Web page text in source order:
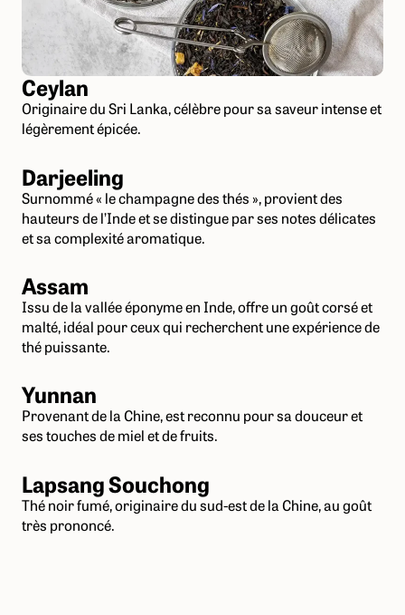
Ceylan
Originaire du Sri Lanka, célèbre pour sa saveur intense et
légèrement épicée.
Darjeeling
Surnommé « le champagne des thés », provient des
hauteurs de l’Inde et se distingue par ses notes délicates
et sa complexité aromatique.
Assam
Issu de la vallée éponyme en Inde, offre un goût corsé et
malté, idéal pour ceux qui recherchent une expérience de
thé puissante.
Yunnan
Provenant de la Chine, est reconnu pour sa douceur et
ses touches de miel et de fruits.
Lapsang Souchong
Thé noir fumé, originaire du sud-est de la Chine, au goût
très prononcé.